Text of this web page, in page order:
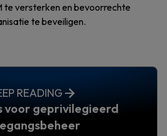
te versterken en bevoorrechte
te beveiligen.
READING
voor geprivilegieerd